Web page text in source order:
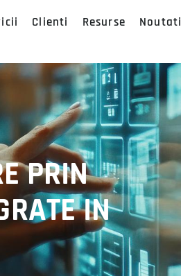
Clienti Resurse
Noutati
PRIN
IN